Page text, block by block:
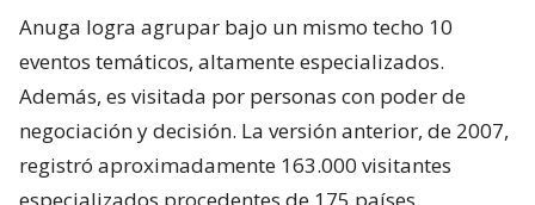
Anuga logra agrupar bajo un mismo techo 10
eventos temáticos, altamente especializados.
Además, es visitada por personas con poder de
negociación y decisión. La versión anterior, de 2007,
registró aproximadamente 163.000 visitantes
especializados procedentes de 175 países